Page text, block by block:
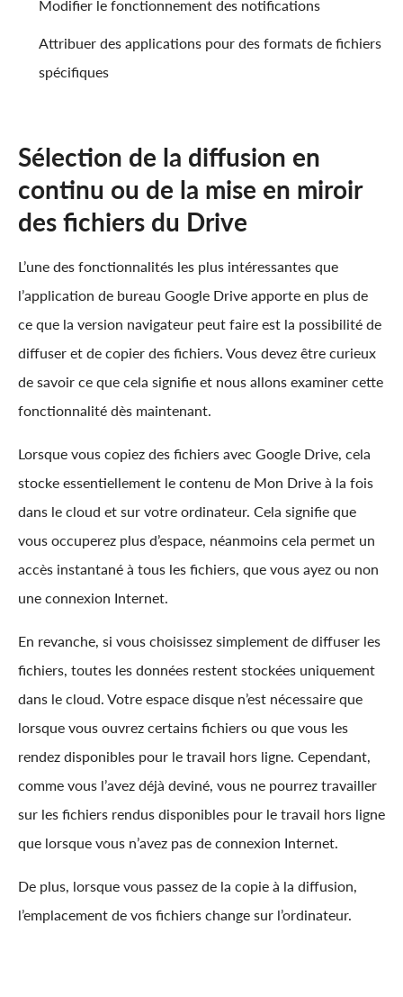
Modifier le fonctionnement des notifications
Attribuer des applications pour des formats de fichiers
spécifiques
Sélection de la diffusion en
continu ou de la mise en miroir
des fichiers du Drive
L’une des fonctionnalités les plus intéressantes que
l’application de bureau Google Drive apporte en plus de
ce que la version navigateur peut faire est la possibilité de
diffuser et de copier des fichiers. Vous devez être curieux
de savoir ce que cela signifie et nous allons examiner cette
fonctionnalité dès maintenant.
Lorsque vous copiez des fichiers avec Google Drive, cela
stocke essentiellement le contenu de Mon Drive à la fois
dans le cloud et sur votre ordinateur. Cela signifie que
vous occuperez plus d’espace, néanmoins cela permet un
accès instantané à tous les fichiers, que vous ayez ou non
une connexion Internet.
En revanche, si vous choisissez simplement de diffuser les
fichiers, toutes les données restent stockées uniquement
dans le cloud. Votre espace disque n’est nécessaire que
lorsque vous ouvrez certains fichiers ou que vous les
rendez disponibles pour le travail hors ligne. Cependant,
comme vous l’avez déjà deviné, vous ne pourrez travailler
sur les fichiers rendus disponibles pour le travail hors ligne
que lorsque vous n’avez pas de connexion Internet.
De plus, lorsque vous passez de la copie à la diffusion,
l’emplacement de vos fichiers change sur l’ordinateur.